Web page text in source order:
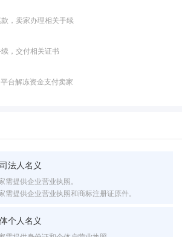
，卖家办理相关手续
，交付相关证书
台解冻资金支付卖家
法人名义
需提供企业营业执照。
需提供企业营业执照和商标注册证原件。
个人名义